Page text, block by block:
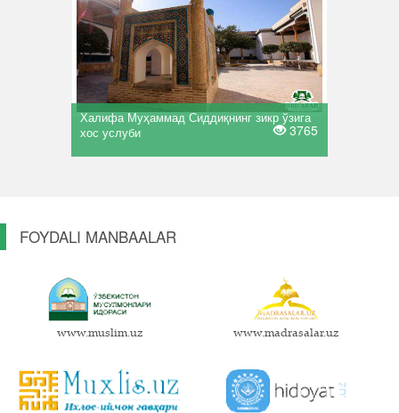
Халифа Муҳаммад Сиддиқнинг зикр ўзига
хос услуби
3765
FOYDALI MANBAALAR
www.muslim.uz www.madrasalar.uz